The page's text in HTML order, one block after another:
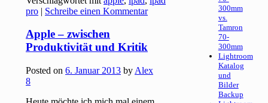
pro | Schreibe einen Kommentar
Apple – zwischen
Produktivität und Kritik
Posted on6. Januar 2013 by Alex
8
300mm
vs.
Tamron
70-
300mm
Lightroom
Katalog
und
Bilder
Backup